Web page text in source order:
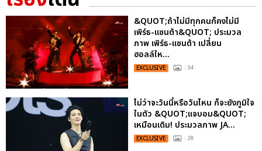
&QUOT;ถ้าไม่มีทุกคนก็คงไม่มี
เพิร์ธ-แซนต้า&QUOT; ประมวล
ภาพ เพิร์ธ-แซนต้า เปลี่ยน
ฮอลล์ให...
EXCLUSIVE : 34
ไม่ว่าจะวันนี้หรือวันไหน ก็จะยังภูมิใจ
ในตัว &QUOT;แจบอม&QUOT;
เหมือนเดิม! ประมวลภาพ JA...
EXCLUSIVE : 28